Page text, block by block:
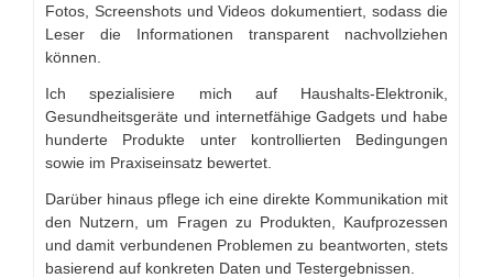
Fotos, Screenshots und Videos dokumentiert, sodass die
Leser die Informationen transparent nachvollziehen
können.
Ich spezialisiere mich auf Haushalts-Elektronik,
Gesundheitsgeräte und internetfähige Gadgets und habe
hunderte Produkte unter kontrollierten Bedingungen
sowie im Praxiseinsatz bewertet.
Darüber hinaus pflege ich eine direkte Kommunikation mit
den Nutzern, um Fragen zu Produkten, Kaufprozessen
und damit verbundenen Problemen zu beantworten, stets
basierend auf konkreten Daten und Testergebnissen.